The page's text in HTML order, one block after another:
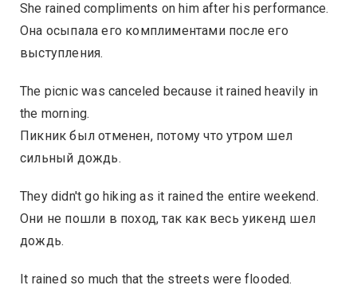
She rained compliments on him after his performance.
Она осыпала его комплиментами после его
выступления.
The picnic was canceled because it rained heavily in
the morning.
Пикник был отменен, потому что утром шел
сильный дождь.
They didn't go hiking as it rained the entire weekend.
Они не пошли в поход, так как весь уикенд шел
дождь.
It rained so much that the streets were flooded.